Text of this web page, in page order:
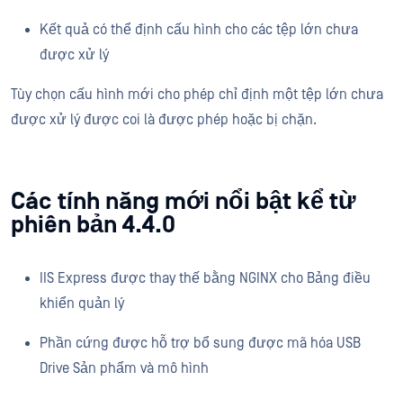
Kết quả có thể định cấu hình cho các tệp lớn chưa
được xử lý
Tùy chọn cấu hình mới cho phép chỉ định một tệp lớn chưa
được xử lý được coi là được phép hoặc bị chặn.
Các tính năng mới nổi bật kể từ
phiên bản 4.4.0
IIS Express được thay thế bằng NGINX cho Bảng điều
khiển quản lý
Phần cứng được hỗ trợ bổ sung được mã hóa USB
Drive Sản phẩm và mô hình